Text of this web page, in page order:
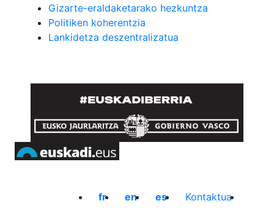
Gizarte-eraldaketarako hezkuntza
Politiken koherentzia
Lankidetza deszentralizatua
fr en es Kontaktua